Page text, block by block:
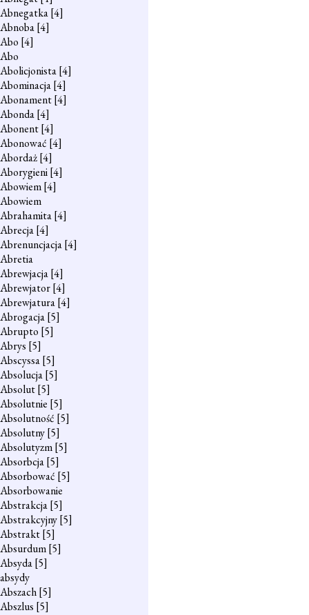
Abnegatka[4]
Abnoba[4]
Abo [4]
Abo
Abolicjonista[4]
Abominacja[4]
Abonament[4]
Abonda[4]
Abonent[4]
Abonować [4]
Abordaż[4]
Aborygieni[4]
Abowiem[4]
Abowiem
Abrahamita[4]
Abrecja[4]
Abrenuncjacja[4]
Abretia
Abrewjacja[4]
Abrewjator[4]
Abrewjatura[4]
Abrogacja[5]
Abrupto [5]
Abrys [5]
Abscyssa[5]
Absolucja[5]
Absolut[5]
Absolutnie [5]
Absolutność [5]
Absolutny[5]
Absolutyzm[5]
Absorbcja[5]
Absorbować [5]
Absorbowanie
Abstrakcja[5]
Abstrakcyjny[5]
Abstrakt[5]
Absurdum[5]
Absyda[5]
absydy
Abszach[5]
Abszlus [5]